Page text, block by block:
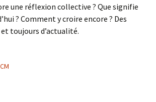
une réflexion collective ? Que signifie
? Comment y croire encore ? Des
toujours d’actualité.
CM